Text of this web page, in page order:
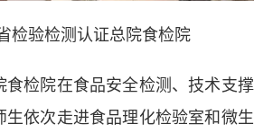
检验检测认证总院食检院
院在食品安全检测、技术支
依次走进食品理化检验室和微